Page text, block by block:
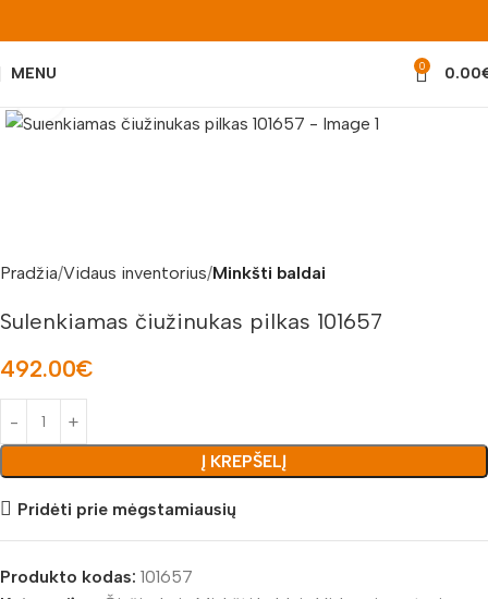
MENU 0 0.00
Pradžia Vidaus inventorius Minkšti baldai
Sulenkiamas čiužinukas pilkas 101657
492.00€
Į KREPŠELĮ
Pridėti prie mėgstamiausių
Produkto kodas: 101657